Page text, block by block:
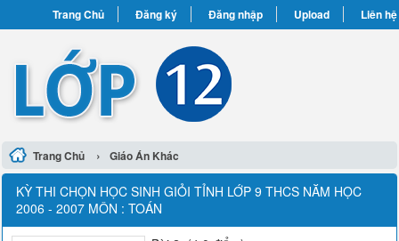
Trang Chủ Đăng ký Đăng nhập Upload Liên hệ
Trang Chủ › Giáo Án Khác
KỲ THI CHỌN HỌC SINH GIỎI TỈNH LỚP 9 THCS NĂM HỌC
2006 - 2007 MÔN : TOÁN